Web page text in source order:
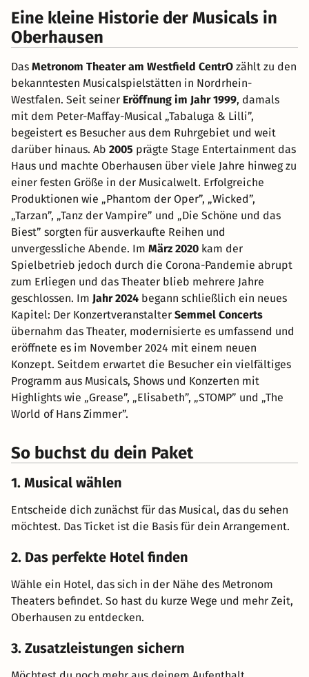
Eine kleine Historie der Musicals in
Oberhausen
Das Metronom Theater am Westfield CentrO zählt zu den
bekanntesten Musicalspielstätten in Nordrhein-
Westfalen. Seit seiner Eröffnung im Jahr 1999, damals
mit dem Peter-Maffay-Musical „Tabaluga & Lilli”,
begeistert es Besucher aus dem Ruhrgebiet und weit
darüber hinaus. Ab 2005 prägte Stage Entertainment das
Haus und machte Oberhausen über viele Jahre hinweg zu
einer festen Größe in der Musicalwelt. Erfolgreiche
Produktionen wie „Phantom der Oper”, „Wicked”,
„Tarzan”, „Tanz der Vampire” und „Die Schöne und das
Biest” sorgten für ausverkaufte Reihen und
unvergessliche Abende. Im März 2020 kam der
Spielbetrieb jedoch durch die Corona-Pandemie abrupt
zum Erliegen und das Theater blieb mehrere Jahre
geschlossen. Im Jahr 2024 begann schließlich ein neues
Kapitel: Der Konzertveranstalter Semmel Concerts
übernahm das Theater, modernisierte es umfassend und
eröffnete es im November 2024 mit einem neuen
Konzept. Seitdem erwartet die Besucher ein vielfältiges
Programm aus Musicals, Shows und Konzerten mit
Highlights wie „Grease”, „Elisabeth”, „STOMP” und „The
World of Hans Zimmer”.
So buchst du dein Paket
1. Musical wählen
Entscheide dich zunächst für das Musical, das du sehen
möchtest. Das Ticket ist die Basis für dein Arrangement.
2. Das perfekte Hotel finden
Wähle ein Hotel, das sich in der Nähe des Metronom
Theaters befindet. So hast du kurze Wege und mehr Zeit,
Oberhausen zu entdecken.
3. Zusatzleistungen sichern